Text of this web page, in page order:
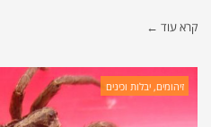
קרא עוד ←
זיהומים, יבלות וכינים